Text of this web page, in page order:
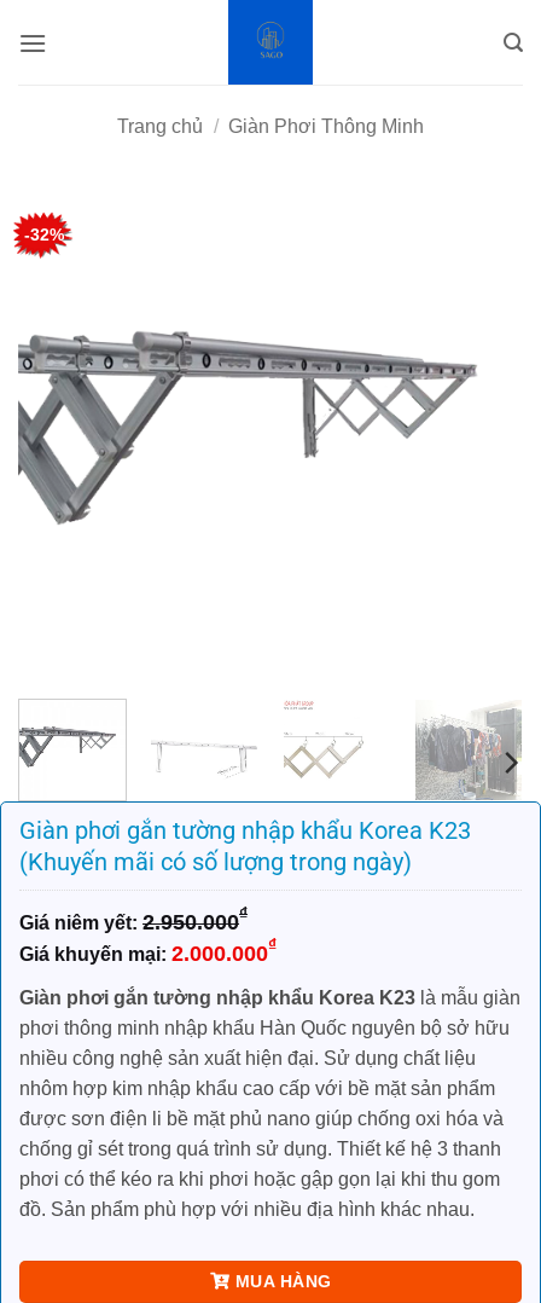
qua
Trang chủ / Giàn Phơi Thông Minh
-32%
Giàn phơi gắn tường nhập khẩu Korea K23
(Khuyến mãi có số lượng trong ngày)
2.950.000₫
Giá
gốc
là:
2.950.000₫.
2.000.000₫Giá
tại
là:
2.000.000₫.
Giàn phơi gắn tường nhập khẩu Korea K23 là mẫu giàn
phơi thông minh nhập khẩu Hàn Quốc nguyên bộ sở hữu
nhiều công nghệ sản xuất hiện đại. Sử dụng chất liệu
nhôm hợp kim nhập khẩu cao cấp với bề mặt sản phẩm
được sơn điện li bề mặt phủ nano giúp chống oxi hóa và
chống gỉ sét trong quá trình sử dụng. Thiết kế hệ 3 thanh
phơi có thể kéo ra khi phơi hoặc gập gọn lại khi thu gom
đồ. Sản phẩm phù hợp với nhiều địa hình khác nhau.
MUA HÀNG